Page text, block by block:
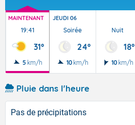
MAINTENANT
19:41
31°
5 km/h
JEUDI 06
Soirée
24°
10 km/h
Nuit
18°
10 km/h
Pluie dans l'heure
Pas de précipitations